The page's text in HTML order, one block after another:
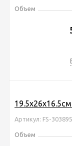
Объем
Артикул: FS-303895
Объем